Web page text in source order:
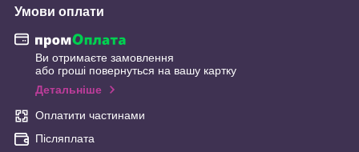
Умови оплати
Ви отримаєте замовлення
або гроші повернуться на вашу картку
Детальніше
Оплатити частинами
Післяплата